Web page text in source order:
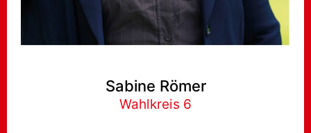
Sabine Römer
Wahlkreis 6